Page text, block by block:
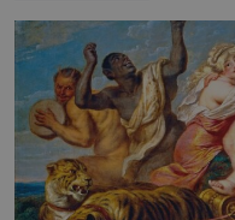
vyplouváme,“ sdělí
kapitáne?“ zeptá se